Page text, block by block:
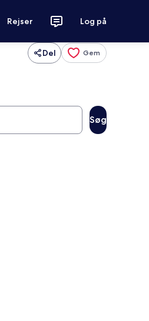
Rejser Log på
Del Gem
Søg